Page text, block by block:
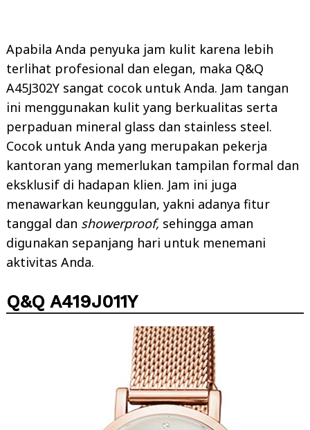
Apabila Anda penyuka jam kulit karena lebih
terlihat profesional dan elegan, maka Q&Q
A45J302Y sangat cocok untuk Anda. Jam tangan
ini menggunakan kulit yang berkualitas serta
perpaduan mineral glass dan stainless steel.
Cocok untuk Anda yang merupakan pekerja
kantoran yang memerlukan tampilan formal dan
eksklusif di hadapan klien. Jam ini juga
menawarkan keunggulan, yakni adanya fitur
tanggal dan showerproof, sehingga aman
digunakan sepanjang hari untuk menemani
aktivitas Anda.
Q&Q A419J011Y